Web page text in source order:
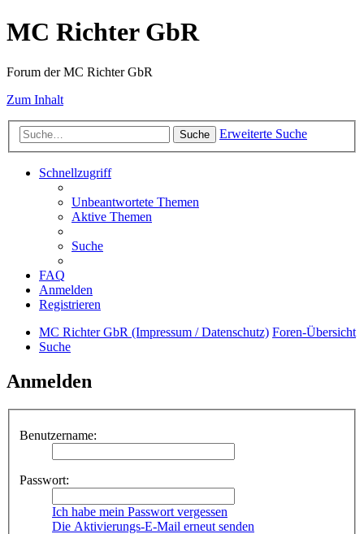
MC Richter GbR
Forum der MC Richter GbR
Zum Inhalt
Suche Erweiterte Suche
Schnellzugriff
Unbeantwortete Themen
Aktive Themen
Suche
FAQ
Anmelden
Registrieren
MC Richter GbR (Impressum / Datenschutz) Foren-Übersicht
Suche
Anmelden
Benutzername:
Passwort:
Ich habe mein Passwort vergessen
Die Aktivierungs-E-Mail erneut senden